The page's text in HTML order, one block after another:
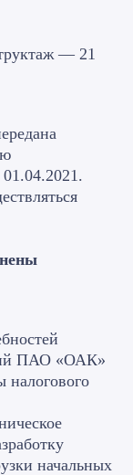
— 21
ПАО «ОАК»
налогового
начальных